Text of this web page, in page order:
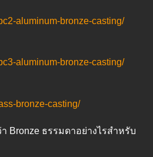
aluminum-bronze-casting/
aluminum-bronze-casting/
bronze-casting/
Bronze ธรรมดาอย่างไรสำหรับ